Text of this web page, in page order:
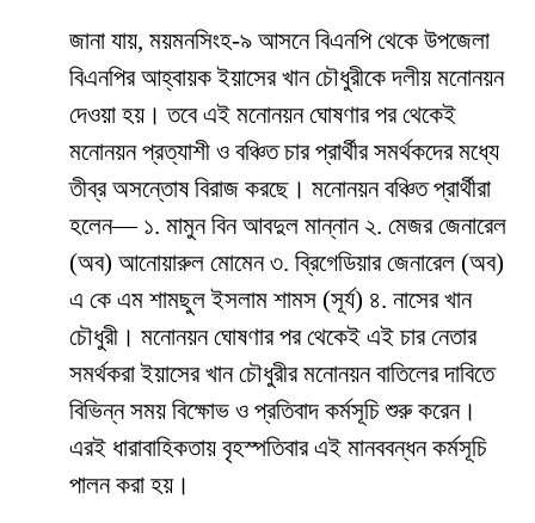
জানা যায়, ময়মনসিংহ-৯ আসনে বিএনপি থেকে উপজেলা
বিএনপির আহ্বায়ক ইয়াসের খান চৌধুরীকে দলীয় মনোনয়ন
দেওয়া হয়। তবে এই মনোনয়ন ঘোষণার পর থেকেই
মনোনয়ন প্রত্যাশী ও বঞ্চিত চার প্রার্থীর সমর্থকদের মধ্যে
তীব্র অসন্তোষ বিরাজ করছে। মনোনয়ন বঞ্চিত প্রার্থীরা
হলেন— ১. মামুন বিন আবদুল মান্নান ২. মেজর জেনারেল
(অব) আনোয়ারুল মোমেন ৩. ব্রিগেডিয়ার জেনারেল (অব)
এ কে এম শামছুল ইসলাম শামস (সূর্য) ৪. নাসের খান
চৌধুরী। মনোনয়ন ঘোষণার পর থেকেই এই চার নেতার
সমর্থকরা ইয়াসের খান চৌধুরীর মনোনয়ন বাতিলের দাবিতে
বিভিন্ন সময় বিক্ষোভ ও প্রতিবাদ কর্মসূচি শুরু করেন।
এরই ধারাবাহিকতায় বৃহস্পতিবার এই মানববন্ধন কর্মসূচি
পালন করা হয়।